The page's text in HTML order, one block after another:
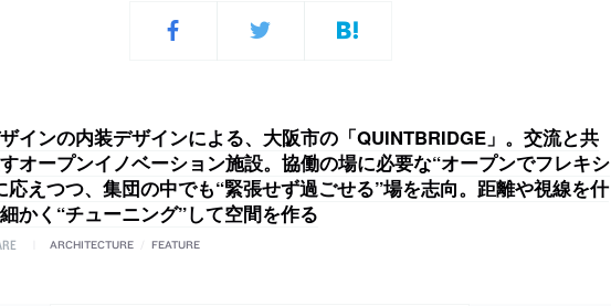
インの内装デザインによる、大阪市の「QUINTBRIDGE」。交流と共
オープンイノベーション施設。協働の場に必要な“オープンでフレキシ
応えつつ、集団の中でも“緊張せず過ごせる”場を志向。距離や視線を什
かく“チューニング”して空間を作る
ARCHITECTURE FEATURE